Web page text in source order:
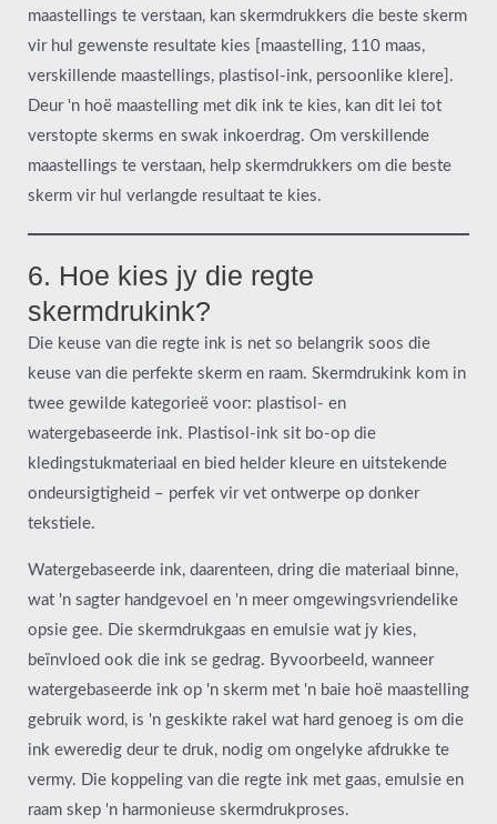
maastellings te verstaan, kan skermdrukkers die beste skerm
vir hul gewenste resultate kies [maastelling, 110 maas,
verskillende maastellings, plastisol-ink, persoonlike klere].
Deur 'n hoë maastelling met dik ink te kies, kan dit lei tot
verstopte skerms en swak inkoerdrag. Om verskillende
maastellings te verstaan, help skermdrukkers om die beste
skerm vir hul verlangde resultaat te kies.
6. Hoe kies jy die regte
skermdrukink?
Die keuse van die regte ink is net so belangrik soos die
keuse van die perfekte skerm en raam. Skermdrukink kom in
twee gewilde kategorieë voor: plastisol- en
watergebaseerde ink. Plastisol-ink sit bo-op die
kledingstukmateriaal en bied helder kleure en uitstekende
ondeursigtigheid – perfek vir vet ontwerpe op donker
tekstiele.
Watergebaseerde ink, daarenteen, dring die materiaal binne,
wat 'n sagter handgevoel en 'n meer omgewingsvriendelike
opsie gee. Die skermdrukgaas en emulsie wat jy kies,
beïnvloed ook die ink se gedrag. Byvoorbeeld, wanneer
watergebaseerde ink op 'n skerm met 'n baie hoë maastelling
gebruik word, is 'n geskikte rakel wat hard genoeg is om die
ink eweredig deur te druk, nodig om ongelyke afdrukke te
vermy. Die koppeling van die regte ink met gaas, emulsie en
raam skep 'n harmonieuse skermdrukproses.